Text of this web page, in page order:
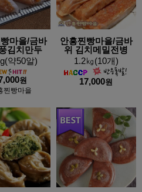
마을/금바
김치만두
약50알)
원
찐빵마을
안흥찐빵마을/금바
위 김치메밀전병
1.2㎏(10개)
17,000원